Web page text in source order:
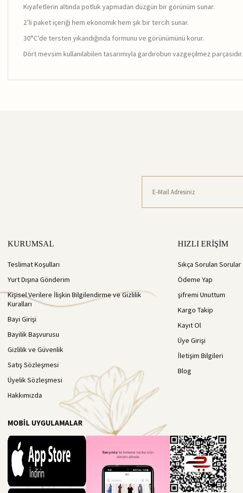
Kıyafetlerin altında potluk yapmadan düzgün bir görünüm sunar.
2’li paket içeriği hem ekonomik hem şık bir tercih sunar.
30°C’de tersten yıkandığında formunu ve görünümünü korur.
Dört mevsim kullanılabilen tasarımıyla gardırobun vazgeçilmez parçasıdır.
KURUMSAL
Teslimat Koşulları
Yurt Dışına Gönderim
Kişisel Verilere İlişkin Bilgilendirme ve Gizlilik
Kuralları
Bayi Girişi
Bayilik Başvurusu
Gizlilik ve Güvenlik
Satış Sözleşmesi
Üyelik Sözleşmesi
Hakkımızda
HIZLI ERİŞİM
Sıkça Sorulan Sorular
Ödeme Yap
şifremi Unuttum
Kargo Takip
Kayıt Ol
Üye Girişi
İletişim Bilgileri
Blog
MOBİL UYGULAMALAR